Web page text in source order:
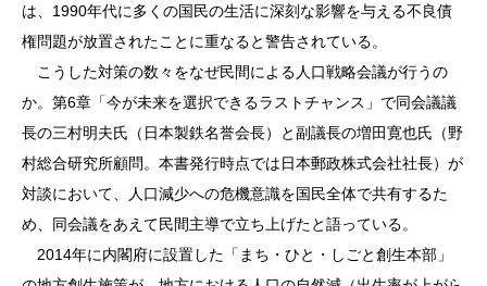
は、1990年代に多くの国民の生活に深刻な影響を与える不良債
権問題が放置されたことに重なると警告されている。
こうした対策の数々をなぜ民間による人口戦略会議が行うの
か。第6章「今が未来を選択できるラストチャンス」で同会議議
長の三村明夫氏（日本製鉄名誉会長）と副議長の増田寛也氏（野
村総合研究所顧問。本書発行時点では日本郵政株式会社社長）が
対談において、人口減少への危機意識を国民全体で共有するた
め、同会議をあえて民間主導で立ち上げたと語っている。
2014年に内閣府に設置した「まち・ひと・しごと創生本部」